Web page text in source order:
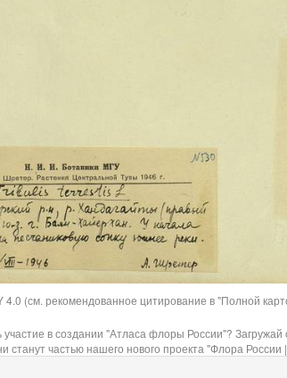
4.0 (см. рекомендованное цитирование в "Полной
в создании "Атласа флоры России"?
станут частью нашего нового проекта "Флора России